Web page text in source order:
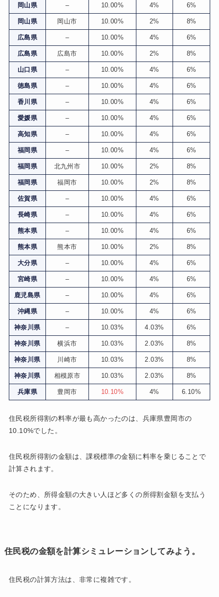
岡山県 – 10.00% 4% 6%
岡山県 岡山市 10.00% 2% 8%
広島県 – 10.00% 4% 6%
広島県 広島市 10.00% 2% 8%
山口県 – 10.00% 4% 6%
徳島県 – 10.00% 4% 6%
香川県 – 10.00% 4% 6%
愛媛県 – 10.00% 4% 6%
高知県 – 10.00% 4% 6%
福岡県 – 10.00% 4% 6%
福岡県 北九州市 10.00% 2% 8%
福岡県 福岡市 10.00% 2% 8%
佐賀県 – 10.00% 4% 6%
長崎県 – 10.00% 4% 6%
熊本県 – 10.00% 4% 6%
熊本県 熊本市 10.00% 2% 8%
大分県 – 10.00% 4% 6%
宮崎県 – 10.00% 4% 6%
鹿児島県 – 10.00% 4% 6%
沖縄県 – 10.00% 4% 6%
神奈川県 – 10.03% 4.03% 6%
神奈川県 横浜市 10.03% 2.03% 8%
神奈川県 川崎市 10.03% 2.03% 8%
神奈川県 相模原市 10.03% 2.03% 8%
兵庫県 豊岡市 10.10% 4% 6.10%
住民税所得割の料率が最も高かったのは、兵庫県豊岡市の
10.10%でした。
住民税所得割の金額は、課税標準の金額に料率を乗じることで
計算されます。
そのため、所得金額の大きい人ほど多くの所得割金額を支払う
ことになります。
住民税の金額を計算シミュレーションしてみよう。
住民税の計算方法は、非常に複雑です。